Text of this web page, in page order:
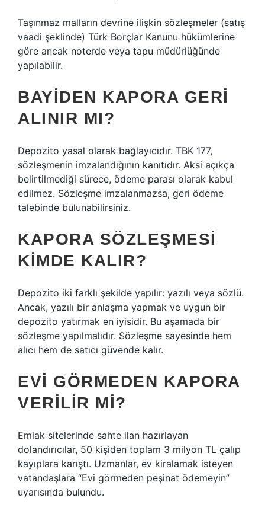
Taşınmaz malların devrine ilişkin sözleşmeler (satış
vaadi şeklinde) Türk Borçlar Kanunu hükümlerine
göre ancak noterde veya tapu müdürlüğünde
yapılabilir.
BAYIDEN KAPORA GERI
ALINIR MI?
Depozito yasal olarak bağlayıcıdır. TBK 177,
sözleşmenin imzalandığının kanıtıdır. Aksi açıkça
belirtilmediği sürece, ödeme parası olarak kabul
edilmez. Sözleşme imzalanmazsa, geri ödeme
talebinde bulunabilirsiniz.
KAPORA SÖZLEŞMESI
KIMDE KALIR?
Depozito iki farklı şekilde yapılır: yazılı veya sözlü.
Ancak, yazılı bir anlaşma yapmak ve uygun bir
depozito yatırmak en iyisidir. Bu aşamada bir
sözleşme yapılmalıdır. Sözleşme sayesinde hem
alıcı hem de satıcı güvende kalır.
EVI GÖRMEDEN KAPORA
VERILIR MI?
Emlak sitelerinde sahte ilan hazırlayan
dolandırıcılar, 50 kişiden toplam 3 milyon TL çalıp
kayıplara karıştı. Uzmanlar, ev kiralamak isteyen
vatandaşlara “Evi görmeden peşinat ödemeyin”
uyarısında bulundu.